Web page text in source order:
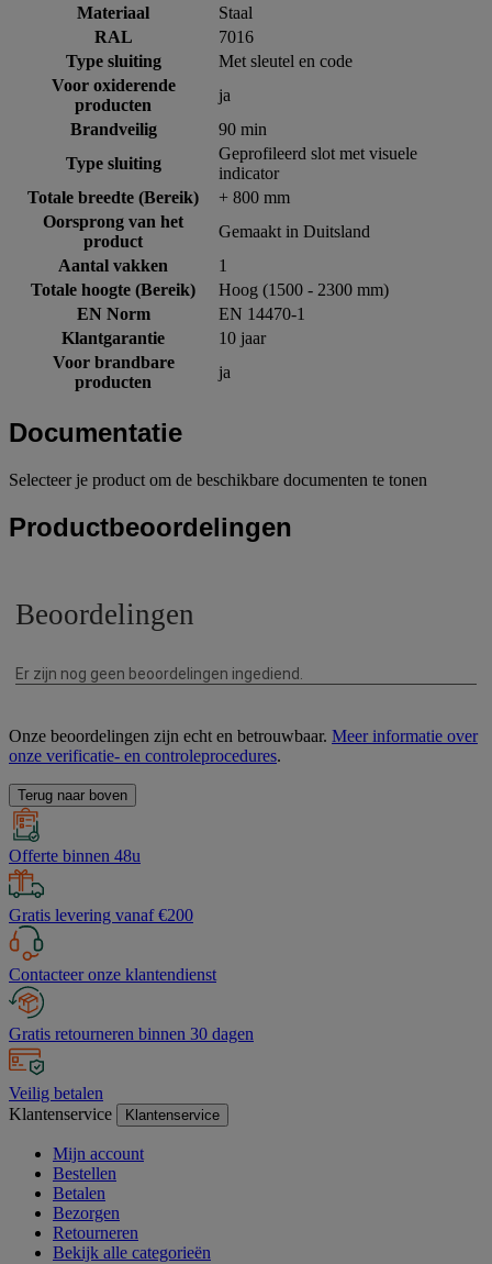
Materiaal
Staal
RAL
7016
Type sluiting
Met sleutel en code
Voor oxiderende
producten
ja
Brandveilig
90 min
Type sluiting
Geprofileerd slot met visuele
indicator
Totale breedte (Bereik)
+ 800 mm
Oorsprong van het
product
Gemaakt in Duitsland
Aantal vakken
1
Totale hoogte (Bereik)
Hoog (1500 - 2300 mm)
EN Norm
EN 14470-1
Klantgarantie
10 jaar
Voor brandbare
producten
ja
Documentatie
Selecteer je product om de beschikbare documenten te tonen
Productbeoordelingen
Onze beoordelingen zijn echt en betrouwbaar. Meer informatie over
onze verificatie- en controleprocedures.
Terug naar boven
Offerte binnen 48u
Gratis levering vanaf €200
Contacteer onze klantendienst
Gratis retourneren binnen 30 dagen
Veilig betalen
Klantenservice
Klantenservice
Mijn account
Bestellen
Betalen
Bezorgen
Retourneren
Bekijk alle categorieën